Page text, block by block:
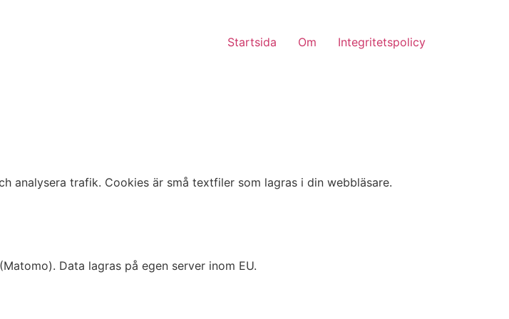
Startsida Om Integritetspolicy
analysera trafik. Cookies är små textfiler som lagras i din webbläsare.
Data lagras på egen server inom EU.